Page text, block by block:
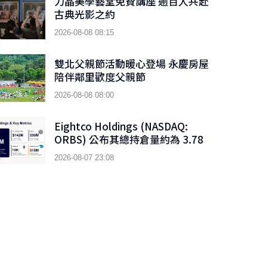
古典光影之約
2026-08-08 08:15
雙北父親節活動暖心登場 永慶房屋
陪伴鄰里歡度父親節
2026-08-08 08:00
Eightco Holdings (NASDAQ:
ORBS) 公布其總持倉量約為 3.78
億美元，當中包括 OpenAI、
Beast Industries、超過 16,000
2026-08-07 23:08